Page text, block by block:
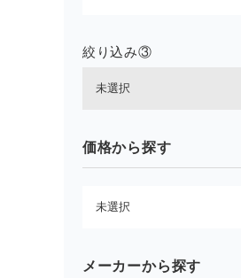
絞り込み③
価格から探す
メーカーから探す